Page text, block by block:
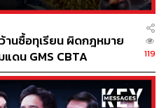
งตอนเหนือ ติดกับพรมแดนเซ
ะเบียนรถ เนื่องจากพวกเขาไม่
คอซอวอเมื่อปี 2008 และ
านซื้อทุเรียน ผิดกฎหมาย
แดน GMS CBTA
119